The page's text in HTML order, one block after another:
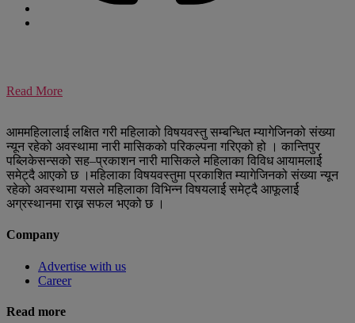
Read More
आममहिलालाई लक्षित गरी महिलाको विषयवस्तु सम्बन्धित म्यागेजिनको संख्या
न्यून रहेको अवस्थामा नारी मासिकको परिकल्पना गरिएको हो । कान्तिपुर
पब्लिकेसन्सको सह–प्रकाशन नारी मासिकले महिलाका विविध आयामलार्ई
समेट्दै आएको छ ।महिलाका विषयवस्तुमा प्रकाशित म्यागेजिनको संख्या न्यून
रहेको अवस्थामा यसले महिलाका विभिन्न विषयलार्ई समेट्दै आफूलार्ई
अग्रस्थानमा राख्न सफल भएको छ ।
Company
Advertise with us
Career
Read more